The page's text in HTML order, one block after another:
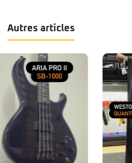
Autres articles